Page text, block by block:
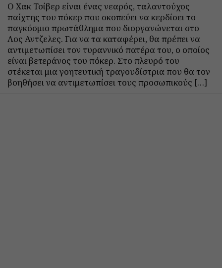
Ο Χακ Τσίβερ είναι ένας νεαρός, ταλαντούχος
παίχτης του πόκερ που σκοπεύει να κερδίσει το
παγκόσμιο πρωτάθλημα που διοργανώνεται στο
Λος Αντζελες. Για να τα καταφέρει, θα πρέπει να
αντιμετωπίσει τον τυραννικό πατέρα του, ο οποίος
είναι βετεράνος του πόκερ. Στο πλευρό του
στέκεται μια γοητευτική τραγουδίστρια που θα τον
βοηθήσει να αντιμετωπίσει τους προσωπικούς […]